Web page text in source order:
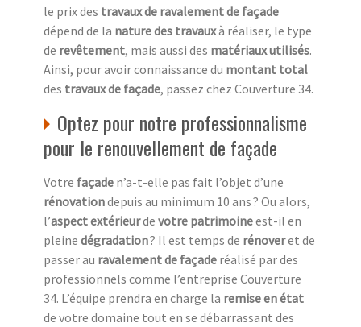
le prix des travaux de ravalement de façade
dépend de la nature des travauxà réaliser, le type
de revêtement, mais aussi des matériaux utilisés.
Ainsi, pour avoir connaissance du montant total
des travaux de façade, passez chez Couverture 34.
Optez pour notre professionnalisme
pour le renouvellement de façade
Votre façade n’a-t-elle pas fait l’objet d’une
rénovationdepuis au minimum 10 ans ? Ou alors,
l’aspect extérieurde votre patrimoineest-il en
pleine dégradation? Il est temps de rénoveret de
passer au ravalement de façade réalisé par des
professionnels comme l’entreprise Couverture
34. L’équipe prendra en charge la remise en état
de votre domaine tout en se débarrassant des